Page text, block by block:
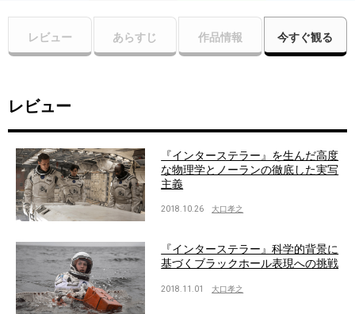
レビュー あらすじ 作品情報 今すぐ観る
レビュー
『インターステラー』を生んだ高度
な物理学とノーランの徹底した実写
主義
2018.10.26 大口孝之
『インターステラー』科学的背景に
基づくブラックホール表現への挑戦
2018.11.01 大口孝之